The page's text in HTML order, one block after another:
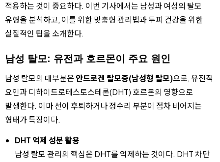
적용하는 것이 중요하다. 이번 기사에서는 남성과 여성의 탈모
유형을 분석하고, 이를 위한 맞춤형 관리법과 두피 건강을 위한
실질적인 팁을 소개한다.
남성 탈모: 유전과 호르몬이 주요 원인
남성 탈모의 대부분은 안드로겐 탈모증(남성형 탈모)으로, 유전적
요인과 디하이드로테스토스테론(DHT) 호르몬의 영향으로
발생한다. 이마 선이 후퇴하거나 정수리 부분이 점차 비어지는
형태가 특징이다.
DHT 억제 성분 활용
남성 탈모 관리의 핵심은 DHT를 억제하는 것이다. DHT 차단